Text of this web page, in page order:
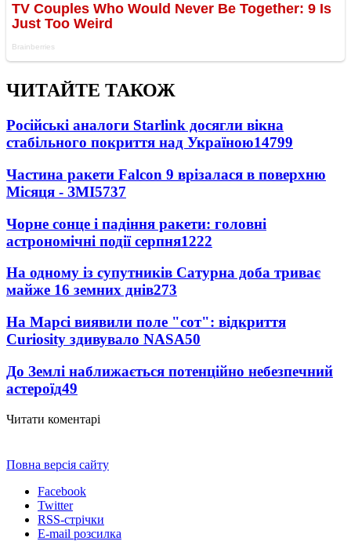
ЧИТАЙТЕ ТАКОЖ
Російські аналоги Starlink досягли вікна
стабільного покриття над Україною14799
Частина ракети Falcon 9 врізалася в поверхню
Місяця - ЗМІ5737
Чорне сонце і падіння ракети: головні
астрономічні події серпня1222
На одному із супутників Сатурна доба триває
майже 16 земних днів273
На Марсі виявили поле "сот": відкриття
Curiosity здивувало NASA50
До Землі наближається потенційно небезпечний
астероїд49
Читати коментарі
Повна версія сайту
Facebook
Twitter
RSS-стрічки
E-mail розсилка